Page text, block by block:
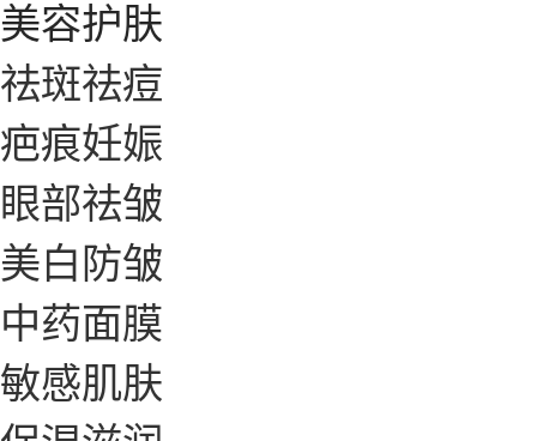
美容护肤
祛斑祛痘
疤痕妊娠
眼部祛皱
美白防皱
中药面膜
敏感肌肤